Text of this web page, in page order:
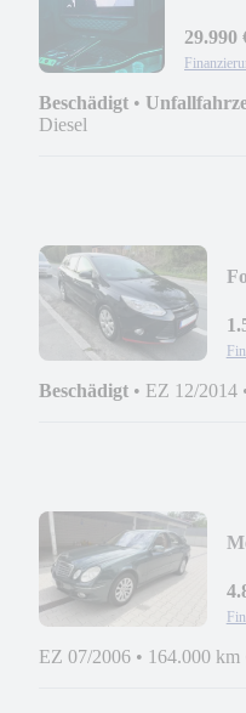
29.990
Beschädigt •
Diesel
Beschädigt • EZ 12/2014
EZ 07/2006 • 164.000 km